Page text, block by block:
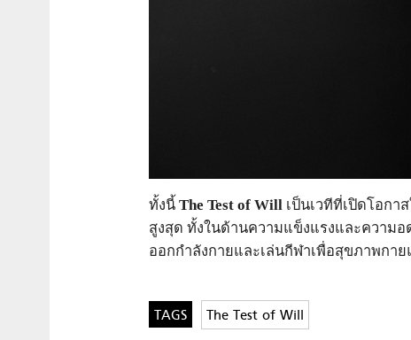
ทั้งนี้ The Test of Will เป็นเวทีที่เปิดโอกา
สูงสุด ทั้งในด้านความแข็งแรงและความอ
ออกกำลังกายและเล่นกีฬาเพื่อสุขภาพกาย
The Test of Will